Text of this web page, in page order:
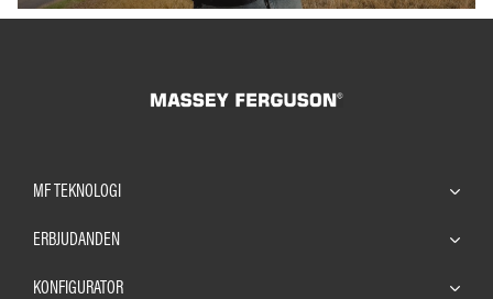
MF TEKNOLOGI
ERBJUDANDEN
KONFIGURATOR